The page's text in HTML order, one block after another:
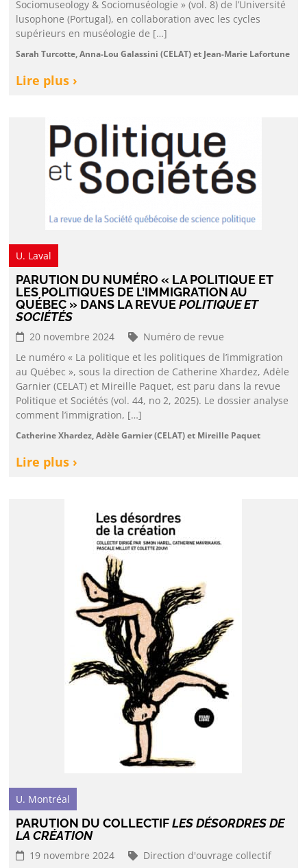
Sociomuseology & Sociomuséologie » (vol. 8) de l’Université
lusophone (Portugal), en collaboration avec les cycles
supérieurs en muséologie de […]
Sarah Turcotte, Anna-Lou Galassini (CELAT) et Jean-Marie Lafortune
Lire plus ›
U. Laval
PARUTION DU NUMÉRO « LA POLITIQUE ET
LES POLITIQUES DE L’IMMIGRATION AU
QUÉBEC » DANS LA REVUEPOLITIQUE ET
SOCIÉTÉS
20 novembre 2024
Numéro de revue
Le numéro « La politique et les politiques de l’immigration
au Québec », sous la direction de Catherine Xhardez, Adèle
Garnier (CELAT) et Mireille Paquet, est paru dans la revue
Politique et Sociétés (vol. 44, no 2, 2025). Le dossier analyse
comment l’immigration, […]
Catherine Xhardez, Adèle Garnier (CELAT) et Mireille Paquet
Lire plus ›
U. Montréal
PARUTION DU COLLECTIFLES DÉSORDRES DE
LA CRÉATION
19 novembre 2024
Direction d'ouvrage collectif